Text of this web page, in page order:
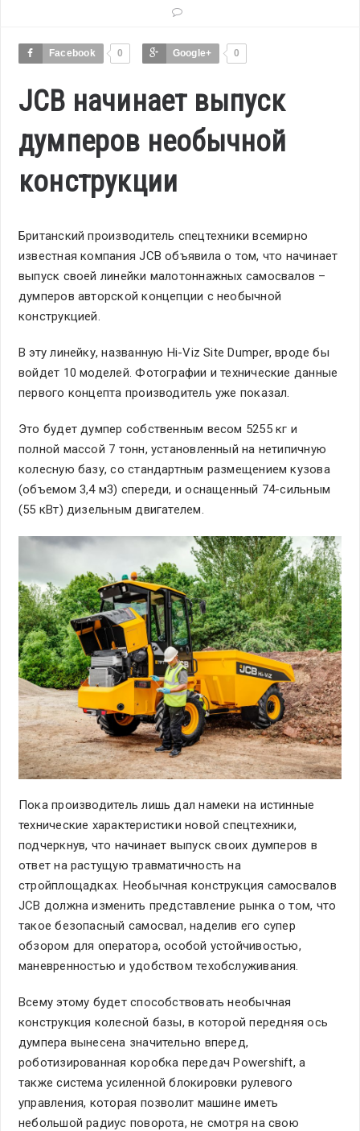
Facebook 0 Google+ 0
JCB начинает выпуск
думперов необычной
конструкции
Британский производитель спецтехники всемирно
известная компания JCB объявила о том, что начинает
выпуск своей линейки малотоннажных самосвалов –
думперов авторской концепции с необычной
конструкцией.
В эту линейку, названную Hi-Viz Site Dumper, вроде бы
войдет 10 моделей. Фотографии и технические данные
первого концепта производитель уже показал.
Это будет думпер собственным весом 5255 кг и
полной массой 7 тонн, установленный на нетипичную
колесную базу, со стандартным размещением кузова
(объемом 3,4 м3) спереди, и оснащенный 74-сильным
(55 кВт) дизельным двигателем.
Пока производитель лишь дал намеки на истинные
технические характеристики новой спецтехники,
подчеркнув, что начинает выпуск своих думперов в
ответ на растущую травматичность на
стройплощадках. Необычная конструкция самосвалов
JCB должна изменить представление рынка о том, что
такое безопасный самосвал, наделив его супер
обзором для оператора, особой устойчивостью,
маневренностью и удобством техобслуживания.
Всему этому будет способствовать необычная
конструкция колесной базы, в которой передняя ось
думпера вынесена значительно вперед,
роботизированная коробка передач Powershift, а
также система усиленной блокировки рулевого
управления, которая позволит машине иметь
небольшой радиус поворота, не смотря на свою